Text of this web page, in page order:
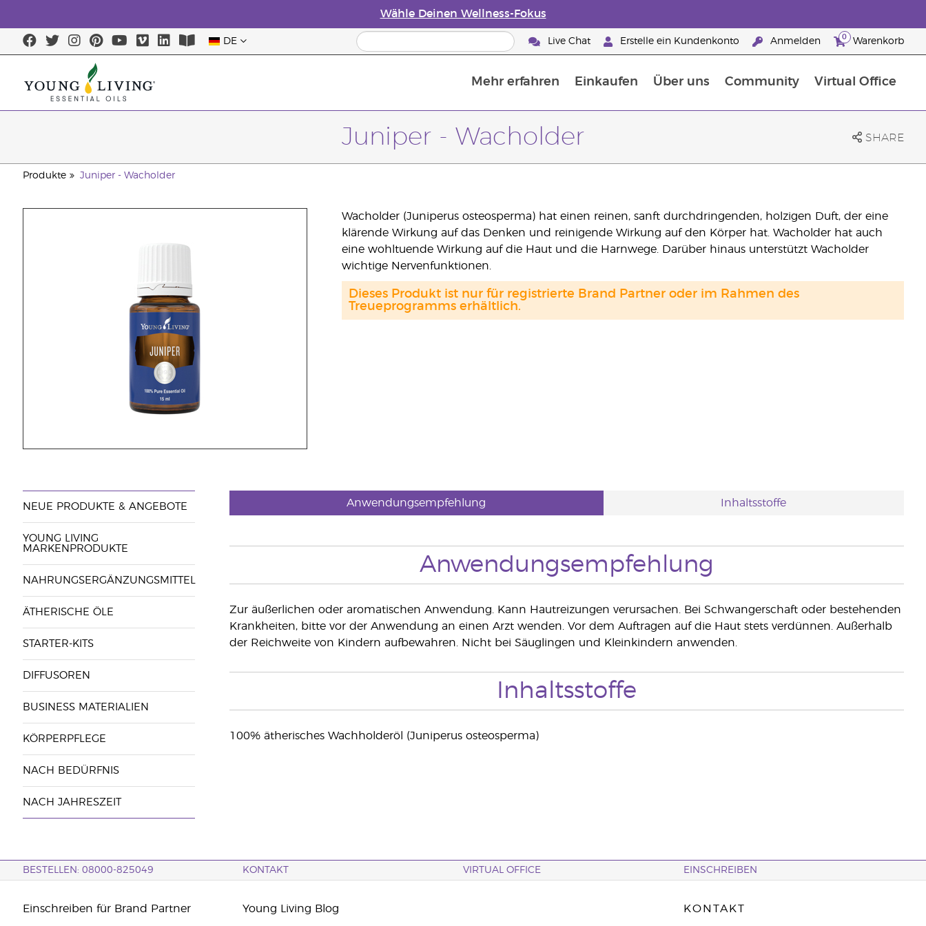
Wähle Deinen Wellness-Fokus
DE Live Chat Erstelle ein Kundenkonto Anmelden 0 Warenkorb
Mehr erfahren Einkaufen Über uns Community Virtual Office
Juniper - Wacholder SHARE
Produkte Juniper - Wacholder
Wacholder (Juniperus osteosperma) hat einen reinen, sanft durchdringenden, holzigen Duft, der eine
klärende Wirkung auf das Denken und reinigende Wirkung auf den Körper hat. Wacholder hat auch
eine wohltuende Wirkung auf die Haut und die Harnwege. Darüber hinaus unterstützt Wacholder
wichtige Nervenfunktionen.
Dieses Produkt ist nur für registrierte Brand Partner oder im Rahmen des
Treueprogramms erhältlich.
NEUE PRODUKTE & ANGEBOTE
YOUNG LIVING
MARKENPRODUKTE
NAHRUNGSERGÄNZUNGSMITTEL
ÄTHERISCHE ÖLE
STARTER-KITS
DIFFUSOREN
BUSINESS MATERIALIEN
KÖRPERPFLEGE
NACH BEDÜRFNIS
NACH JAHRESZEIT
Anwendungsempfehlung Inhaltsstoffe
Anwendungsempfehlung
Zur äußerlichen oder aromatischen Anwendung. Kann Hautreizungen verursachen. Bei Schwangerschaft oder bestehenden
Krankheiten, bitte vor der Anwendung an einen Arzt wenden. Vor dem Auftragen auf die Haut stets verdünnen. Außerhalb
der Reichweite von Kindern aufbewahren. Nicht bei Säuglingen und Kleinkindern anwenden.
Inhaltsstoffe
100% ätherisches Wachholderöl (Juniperus osteosperma)
BESTELLEN: 08000-825049 KONTAKT VIRTUAL OFFICE EINSCHREIBEN
Einschreiben für Brand Partner Young Living Blog KONTAKT